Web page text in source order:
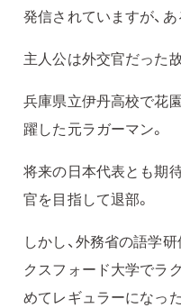
発信されていますが、
主人公は外交官だった故
兵庫県立伊丹高校で花
躍した元ラガーマン。
将来の日本代表とも期
官を目指して退部。
しかし、外務省の語学
クスフォード大学でラ
めてレギュラーになっ